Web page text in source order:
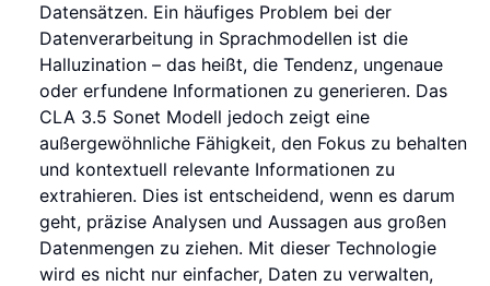
Datensätzen. Ein häufiges Problem bei der
Datenverarbeitung in Sprachmodellen ist die
Halluzination – das heißt, die Tendenz, ungenaue
oder erfundene Informationen zu generieren. Das
CLA 3.5 Sonet Modell jedoch zeigt eine
außergewöhnliche Fähigkeit, den Fokus zu behalten
und kontextuell relevante Informationen zu
extrahieren. Dies ist entscheidend, wenn es darum
geht, präzise Analysen und Aussagen aus großen
Datenmengen zu ziehen. Mit dieser Technologie
wird es nicht nur einfacher, Daten zu verwalten,